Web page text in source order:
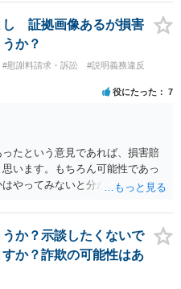
証拠画像あるが損害
か？
#慰謝料請求・訴訟
#説明義務違反
役にたった 7
たという意見であれば、損害賠
います。もちろん可能性であっ
やってみないと分かりません
や仕事に影響があれば休業損害
さい。
か？示談したくないで
か？詐欺の可能性はあ